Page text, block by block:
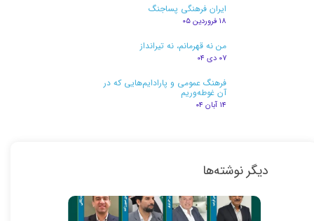
ایران فرهنگی پساجنگ
۱۸ فروردین ۰۵
من نه قهرمانم، نه تیرانداز
۰۷ دی ۰۴
فرهنگ عمومی و پارادایم‌هایی که در
آن غوطه‌وریم
۱۴ آبان ۰۴
دیگر نوشته‌ها